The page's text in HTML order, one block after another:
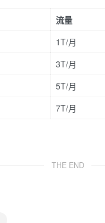
流量
1T/月
3T/月
5T/月
7T/月
THE END